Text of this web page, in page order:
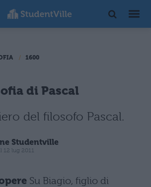
1600
di Pascal
del filosofo Pascal.
Studentville
12 lug 2011
Su Biagio, figlio di